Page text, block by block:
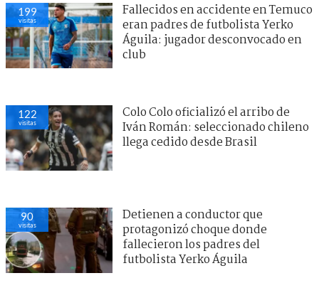
199
visitas
Fallecidos en accidente en Temuco
eran padres de futbolista Yerko
Águila: jugador desconvocado en
club
122
visitas
Colo Colo oficializó el arribo de
Iván Román: seleccionado chileno
llega cedido desde Brasil
90
visitas
Detienen a conductor que
protagonizó choque donde
fallecieron los padres del
futbolista Yerko Águila